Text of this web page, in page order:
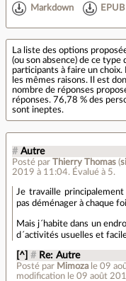
Markdown EPUB
La liste des options
(ou son absence) de ce
participants à faire un
les mêmes raisons. Il est
nombre de réponses
réponses. 76,78 % des
sont ineptes.
# Autre
Posté par Thierry Thomas (
2019 à 11:04. Évalué à 5.
Je travaille
pas déménager à chaque
Mais j´habite dans un
d´activités usuelles et
[^] # Re: Autre
Posté par Mimoza le 09
modification le 09 août